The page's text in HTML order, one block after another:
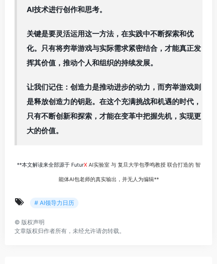
AI技术进行创作和思考。
关键是要灵活运用这一方法，在实践中不断探索和优
化。只有将穷举游戏与实际需求紧密结合，才能真正发
挥其价值，推动个人和组织的持续发展。
让我们记住：创造力是推动进步的动力，而穷举游戏则
是释放创造力的钥匙。在这个充满挑战和机遇的时代，
只有不断创新和探索，才能在变革中把握先机，实现更
大的价值。
**本文解读来全部源于 FuturXAI实验室 与 复旦大学包季鸣教授 联合打造的 智
能体AI包老师的真实输出，并无人为编辑**
# AI领导力日历
© 版权声明
文章版权归作者所有，未经允许请勿转载。